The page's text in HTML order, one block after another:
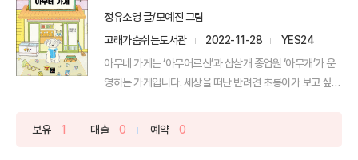
정유소영 글/모예진 그림
고래가숨쉬는도서관
2022-11-28
YES24
아무네 가게는 ‘아무어르신’과 삽살개 종업원 ‘아무개’가 운
영하는 가게입니다. 세상을 떠난 반려견 초롱이가 보고 싶
보유 1 대출 0 예약 0